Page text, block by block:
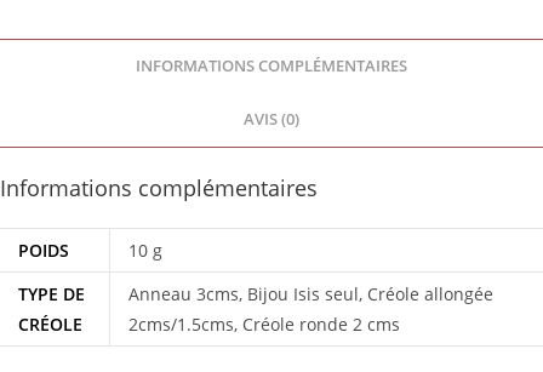
INFORMATIONS COMPLÉMENTAIRES
AVIS (0)
Informations complémentaires
POIDS
10 g
TYPE DE
CRÉOLE
Anneau 3cms, Bijou Isis seul, Créole allongée
2cms/1.5cms, Créole ronde 2 cms